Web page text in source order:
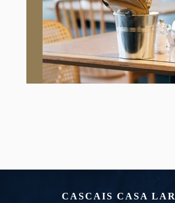
CASCAIS CASA